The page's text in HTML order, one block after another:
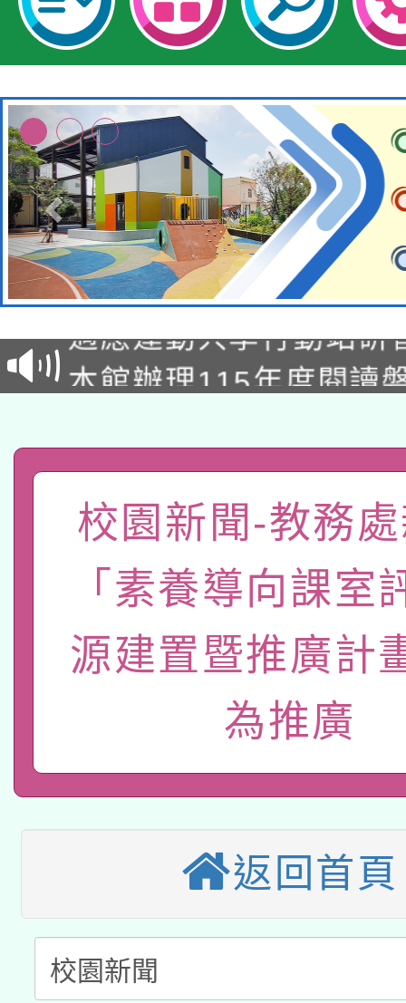
本校115學年度第2次
招)
本館辦理115年度閱讀
礎課程
A3數位素養講師名單
「數位內容與教學軟
pilot」
有關大陸委員會函釋公
薪期間赴陸應申請許可
轉知經濟部水利署委託
業技術研究院辦理「
用水績優單位及節水達
115年8月22日(星期六
開 智慧啟航」
2026年桃園地景藝術
本校115學年度第2次
招甄選結果公告(無人
招)
適應運動共學行動站研
暨閱讀推動專業研習
科技賦能─人工智慧
礎課程
A3數位素養講師名單
「數位內容與教學軟體
校園新聞-教務
「素養導向課室
源建置暨推廣計
為推廣
返回首頁